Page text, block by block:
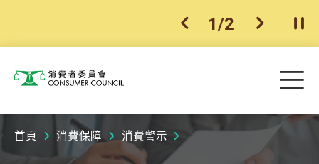
上一個
1/2 下一個開
消費者委員會 目
首頁 消費保障 消費警示